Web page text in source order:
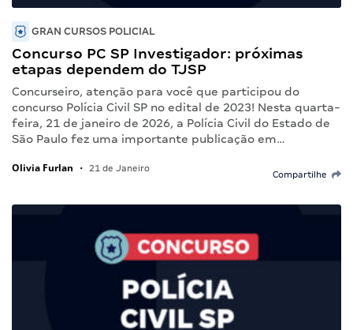
GRAN CURSOS POLICIAL
Concurso PC SP Investigador: próximas
etapas dependem do TJSP
Concurseiro, atenção para você que participou do
concurso Polícia Civil SP no edital de 2023! Nesta quarta-
feira, 21 de janeiro de 2026, a Polícia Civil do Estado de
São Paulo fez uma importante publicação em…
Olivia Furlan • 21 de Janeiro
Compartilhe